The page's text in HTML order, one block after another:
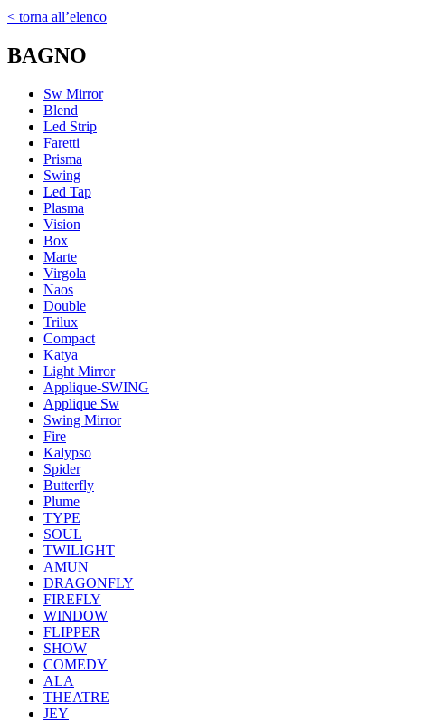
< torna all’elenco
BAGNO
Sw Mirror
Blend
Led Strip
Faretti
Prisma
Swing
Led Tap
Plasma
Vision
Box
Marte
Virgola
Naos
Double
Trilux
Compact
Katya
Light Mirror
Applique-SWING
Applique Sw
Swing Mirror
Fire
Kalypso
Spider
Butterfly
Plume
TYPE
SOUL
TWILIGHT
AMUN
DRAGONFLY
FIREFLY
WINDOW
FLIPPER
SHOW
COMEDY
ALA
THEATRE
JEY